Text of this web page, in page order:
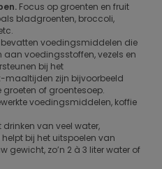
Focus op groenten en fruit
bladgroenten, broccoli,
bevatten voedingsmiddelen die
aan voedingsstoffen, vezels en
bij het
maaltijden zijn bijvoorbeeld
of groentesoep.
voedingsmiddelen, koffie
drinken van veel water,
bij het uitspoelen van
gewicht, zo’n 2 à 3 liter water of